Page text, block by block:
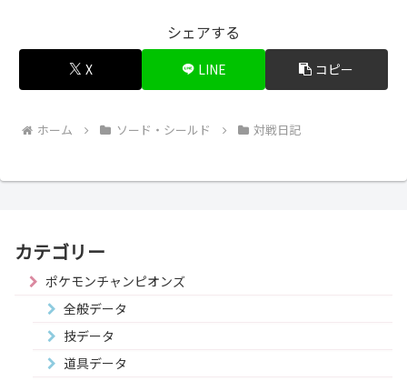
シェアする
X LINE コピー
ホーム ソード・シールド 対戦日記
カテゴリー
ポケモンチャンピオンズ
全般データ
技データ
道具データ